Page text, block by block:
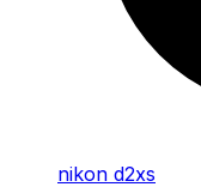
nikon d2xs